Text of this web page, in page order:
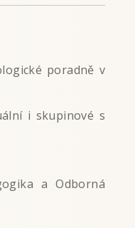
poradně v
i skupinové s
a Odborná